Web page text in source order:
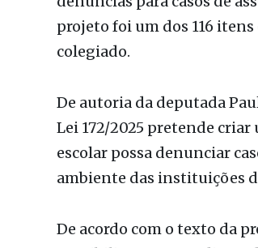
Legislativa do Estado de
feira (15), deu parecer
denúncias para casos de
colegiado.
De autoria da deputada
Lei 172/2025 pretende criar
ambiente das instituições